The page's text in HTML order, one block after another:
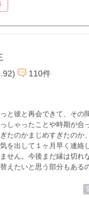
110件
と彼と再会できて、その
しゃったことや時期が合
たのかまじめすぎたのか
を出して１ヶ月早く連絡
せん。今後まだ縁は切れ
えたいと思う部分もある